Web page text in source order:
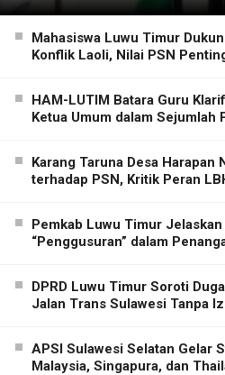
Mahasiswa Luwu Timur
Konflik Laoli, Nilai PSN
HAM-LUTIM Batara Guru
Ketua Umum dalam Sejumlah
Karang Taruna Desa Harapan
terhadap PSN, Kritik Peran
Pemkab Luwu Timur
“Penggusuran” dalam
DPRD Luwu Timur Soroti
Jalan Trans Sulawesi Tanpa
APSI Sulawesi Selatan Gelar
Malaysia, Singapura, dan